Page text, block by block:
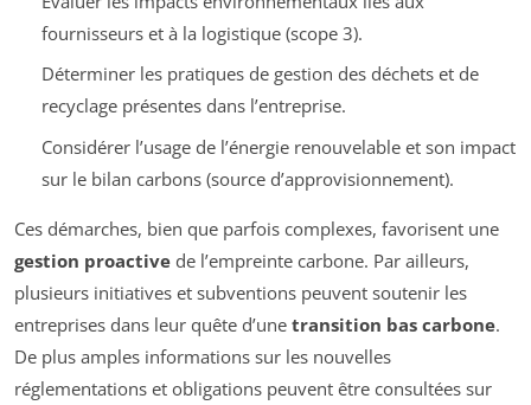
fournisseurs et à la logistique (scope 3).
Déterminer les pratiques de gestion des déchets et de
recyclage présentes dans l’entreprise.
Considérer l’usage de l’énergie renouvelable et son impact
sur le bilan carbons (source d’approvisionnement).
Ces démarches, bien que parfois complexes, favorisent une
gestion proactive de l’empreinte carbone. Par ailleurs,
plusieurs initiatives et subventions peuvent soutenir les
entreprises dans leur quête d’une transition bas carbone.
De plus amples informations sur les nouvelles
réglementations et obligations peuvent être consultées sur